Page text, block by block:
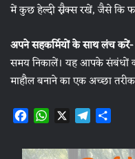
में कुछ हेल्दी स्नैक्स रखें, जैसे कि
अपने सहकर्मियों के साथ लंच करें-
समय निकालें। यह आपके संबंधों
माहौल बनाने का एक अच्छा
F
c
W
a
X T
l a